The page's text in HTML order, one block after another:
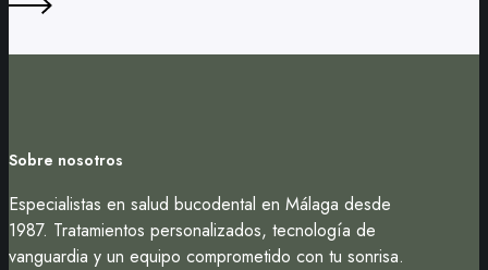
Sobre nosotros
Especialistas en salud bucodental en Málaga desde
1987. Tratamientos personalizados, tecnología de
vanguardia y un equipo comprometido con tu sonrisa.